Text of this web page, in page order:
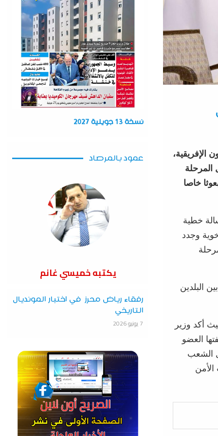
الإفريقية،
المرحلة
خاصا
خطية
وجدد
البلدين
أكد وزير
العضو
الشعب
نسخة 13 جويلية 2027
عمود بالمرصاد
يكتبه خميسي غانم
رفقاء رياض محرز في اختبار المونديال
التاريخي
7 يونيو 2026